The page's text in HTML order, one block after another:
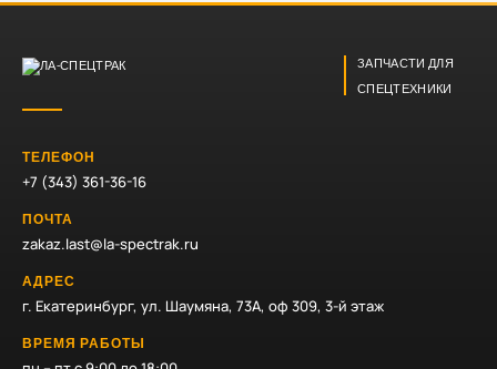
ЗАПЧАСТИ ДЛЯ
СПЕЦТЕХНИКИ
ТЕЛЕФОН
+7 (343) 361-36-16
ПОЧТА
zakaz.last@la-spectrak.ru
АДРЕС
г. Екатеринбург, ул. Шаумяна, 73А, оф 309, 3-й этаж
ВРЕМЯ РАБОТЫ